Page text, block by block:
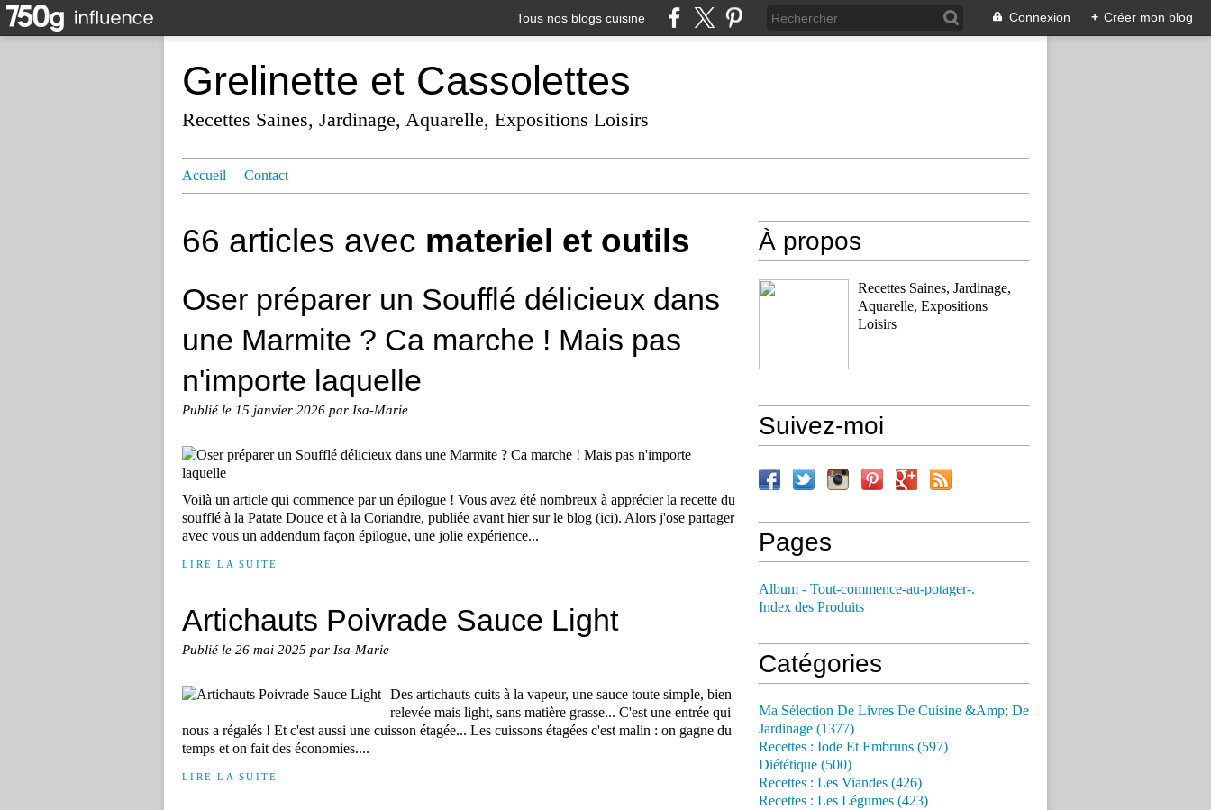
Tous nos blogs cuisine Connexion + Créer mon blog
Grelinette et Cassolettes
Recettes Saines, Jardinage, Aquarelle, Expositions Loisirs
Accueil Contact
66 articles avec materiel et outils
Oser préparer un Soufflé délicieux dans
une Marmite ? Ca marche ! Mais pas
n'importe laquelle
Publié le 15 janvier 2026 par Isa-Marie
Voilà un article qui commence par un épilogue ! Vous avez été nombreux à apprécier la recette du
soufflé à la Patate Douce et à la Coriandre, publiée avant hier sur le blog (ici). Alors j'ose partager
avec vous un addendum façon épilogue, une jolie expérience...
LIRE LA SUITE
Artichauts Poivrade Sauce Light
Publié le 26 mai 2025 par Isa-Marie
Des artichauts cuits à la vapeur, une sauce toute simple, bien
relevée mais light, sans matière grasse... C'est une entrée qui
nous a régalés ! Et c'est aussi une cuisson étagée... Les cuissons étagées c'est malin : on gagne du
temps et on fait des économies....
LIRE LA SUITE
À propos
Recettes Saines, Jardinage,
Aquarelle, Expositions
Loisirs
Suivez-moi
Pages
Album - Tout-commence-au-potager-.
Index des Produits
Catégories
Ma Sélection De Livres De Cuisine &Amp; De
Jardinage (1377)
Recettes : Iode Et Embruns (597)
Diététique (500)
Recettes : Les Viandes (426)
Recettes : Les Légumes (423)